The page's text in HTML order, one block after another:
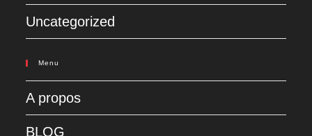
Uncategorized
Menu
A propos
BLOG